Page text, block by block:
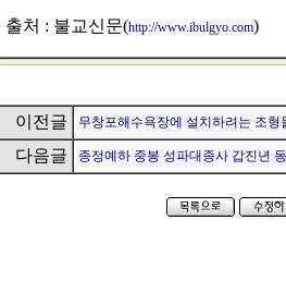
출처 : 불교신문(http://www.ibulgyo.com)
이전글 무창포해수욕장에 설치하려는 조형
다음글 종정예하 중봉 성파대종사 갑진년